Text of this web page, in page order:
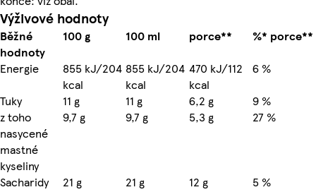
Výživové hodnoty
Běžné
hodnoty
100 g 100 ml porce**
%* porce**
Energie
855 kJ/204
kcal
855 kJ/204
kcal
470 kJ/112
kcal
6 %
Tuky
11 g 11 g 6,2 g
9 %
z toho
nasycené
mastné
kyseliny
9,7 g 9,7 g 5,3 g 27 %
Sacharidy 21 g 21 g 12 g
5 %